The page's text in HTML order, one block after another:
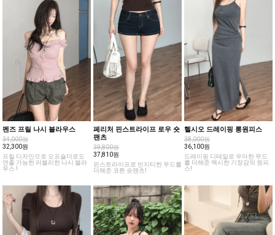
펜즈 프릴 나시 블라우스
34,000원
32,300원
프릴 디자인으로 오프숄더로도
연출 가능한 러블리한 나시 블라
페리처 핀스트라이프 로우 숏
팬츠
39,800원
37,810원
핀스트라이프로 빈지티한 무드를
헬시오 드레이핑 롱원피스
38,000원
36,100원
드레이핑 디테일로 우아한 무드
를 더해준 맥시한 기장감의 원피